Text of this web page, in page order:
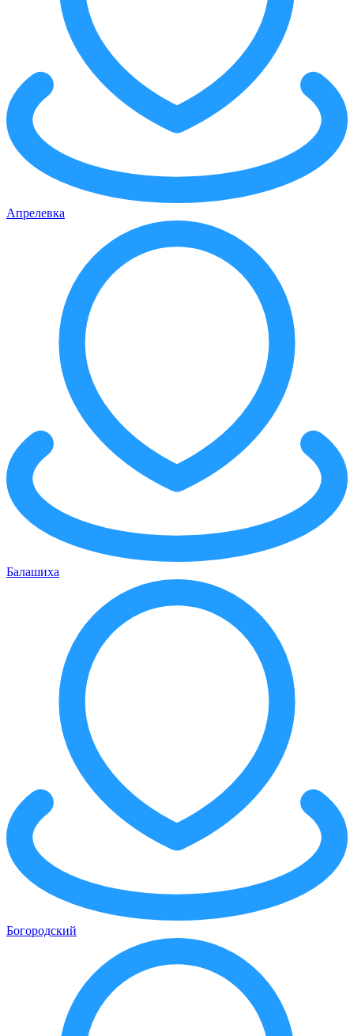
Апрелевка
Балашиха
Богородский